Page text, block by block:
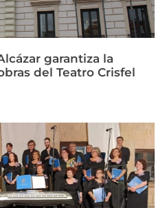
garantiza la
del Teatro Crisfel